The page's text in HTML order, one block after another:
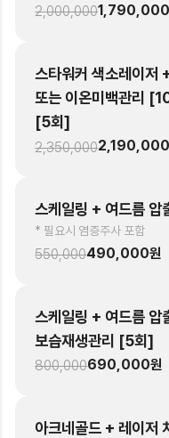
2,000,000
스타워커 색소레이저
또는 이온미백관리
[5회]
2,350,000
스케일링 + 여드름
* 필요시 염증주사 포함
550,000490,000원
스케일링 + 여드름
보습재생관리 [5회]
800,000690,000원
아크네골드 + 레이저